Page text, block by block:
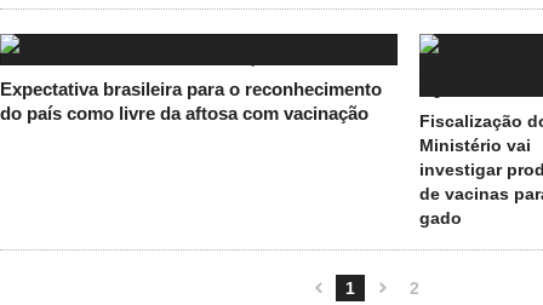
Expectativa brasileira para o reconhecimento
do país como livre da aftosa com vacinação
Fiscalização
Ministério vai
investigar
de vacinas
gado
 1  2